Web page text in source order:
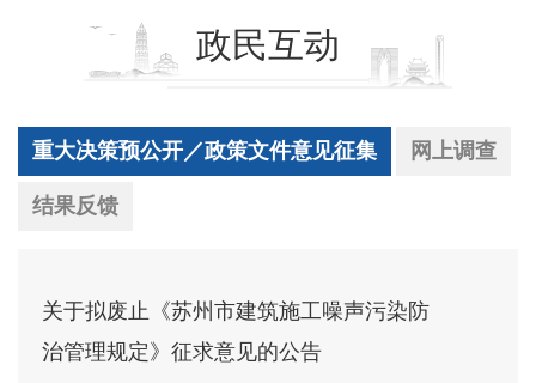
政民互动
重大决策预公开／政策文件意见征集 网上调查
结果反馈
关于拟废止《苏州市建筑施工噪声污染防
治管理规定》征求意见的公告